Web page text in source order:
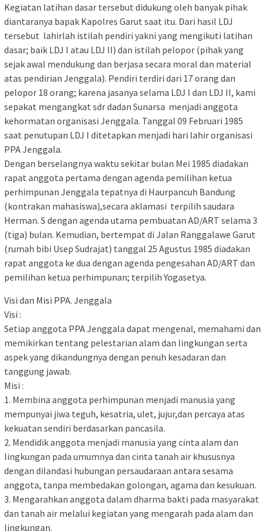
Kegiatan latihan dasar tersebut didukung oleh banyak pihak
diantaranya bapak Kapolres Garut saat itu. Dari hasil LDJ
tersebut lahirlah istilah pendiri yakni yang mengikuti latihan
dasar; baik LDJ I atau LDJ II) dan istilah pelopor (pihak yang
sejak awal mendukung dan berjasa secara moral dan material
atas pendirian Jenggala). Pendiri terdiri dari 17 orang dan
pelopor 18 orang; karena jasanya selama LDJ I dan LDJ II, kami
sepakat mengangkat sdr dadan Sunarsa menjadi anggota
kehormatan organisasi Jenggala. Tanggal 09 Februari 1985
saat penutupan LDJ I ditetapkan menjadi hari lahir organisasi
PPA Jenggala.
Dengan berselangnya waktu sekitar bulan Mei 1985 diadakan
rapat anggota pertama dengan agenda pemilihan ketua
perhimpunan Jenggala tepatnya di Haurpancuh Bandung
(kontrakan mahasiswa),secara aklamasi terpilih saudara
Herman. S dengan agenda utama pembuatan AD/ART selama 3
(tiga) bulan. Kemudian, bertempat di Jalan Ranggalawe Garut
(rumah bibi Usep Sudrajat) tanggal 25 Agustus 1985 diadakan
rapat anggota ke dua dengan agenda pengesahan AD/ART dan
pemilihan ketua perhimpunan; terpilih Yogasetya.
Visi dan Misi PPA. Jenggala
Visi :
Setiap anggota PPA Jenggala dapat mengenal, memahami dan
memikirkan tentang pelestarian alam dan lingkungan serta
aspek yang dikandungnya dengan penuh kesadaran dan
tanggung jawab.
Misi :
1. Membina anggota perhimpunan menjadi manusia yang
mempunyai jiwa teguh, kesatria, ulet, jujur,dan percaya atas
kekuatan sendiri berdasarkan pancasila.
2. Mendidik anggota menjadi manusia yang cinta alam dan
lingkungan pada umumnya dan cinta tanah air khususnya
dengan dilandasi hubungan persaudaraan antara sesama
anggota, tanpa membedakan golongan, agama dan kesukuan.
3. Mengarahkan anggota dalam dharma bakti pada masyarakat
dan tanah air melalui kegiatan yang mengarah pada alam dan
lingkungan.